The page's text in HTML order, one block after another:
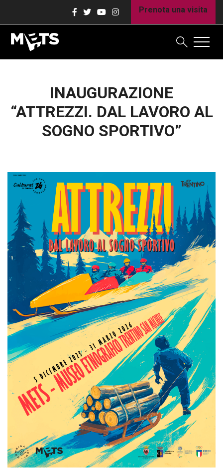
Prenota una visita
INAUGURAZIONE
“ATTREZZI. DAL LAVORO AL
SOGNO SPORTIVO”